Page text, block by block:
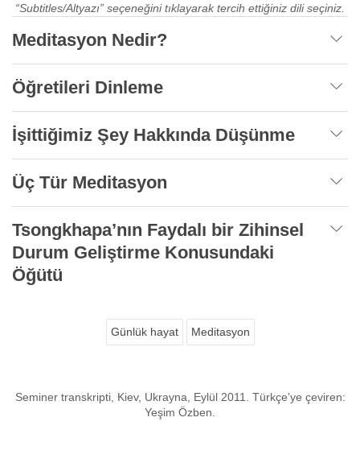
“Subtitles/Altyazı” seçeneğini tıklayarak tercih ettiğiniz dili seçiniz.
Meditasyon Nedir?
Öğretileri Dinleme
İşittiğimiz Şey Hakkında Düşünme
Üç Tür Meditasyon
Tsongkhapa’nın Faydalı bir Zihinsel
Durum Geliştirme Konusundaki
Öğütü
Günlük hayat Meditasyon
Seminer transkripti, Kiev, Ukrayna, Eylül 2011. Türkçe’ye çeviren:
Yeşim Özben.